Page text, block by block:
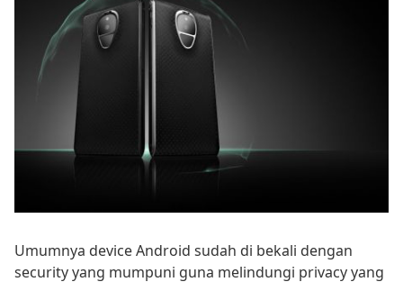
Umumnya device Android sudah di bekali dengan
security yang mumpuni guna melindungi privacy yang